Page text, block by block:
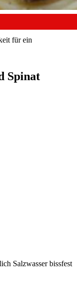
für ein
Spinat
Salzwasser bissfest